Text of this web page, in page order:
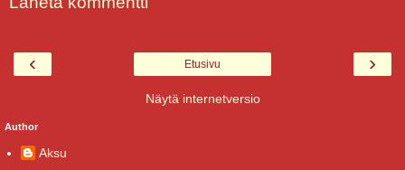
‹ ›
Etusivu
Näytä internetversio
Author
Aksu